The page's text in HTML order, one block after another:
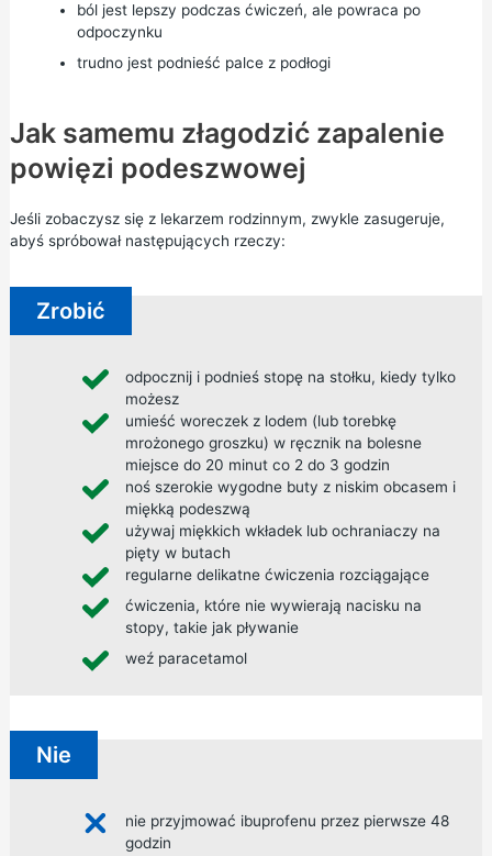
ból jest lepszy podczas ćwiczeń, ale powraca po
odpoczynku
trudno jest podnieść palce z podłogi
Jak samemu złagodzić zapalenie
powięzi podeszwowej
Jeśli zobaczysz się z lekarzem rodzinnym, zwykle zasugeruje,
abyś spróbował następujących rzeczy:
Zrobić
odpocznij i podnieś stopę na stołku, kiedy tylko
możesz
umieść woreczek z lodem (lub torebkę
mrożonego groszku) w ręcznik na bolesne
miejsce do 20 minut co 2 do 3 godzin
noś szerokie wygodne buty z niskim obcasem i
miękką podeszwą
używaj miękkich wkładek lub ochraniaczy na
pięty w butach
regularne delikatne ćwiczenia rozciągające
ćwiczenia, które nie wywierają nacisku na
stopy, takie jak pływanie
weź paracetamol
Nie
nie przyjmować ibuprofenu przez pierwsze 48
godzin